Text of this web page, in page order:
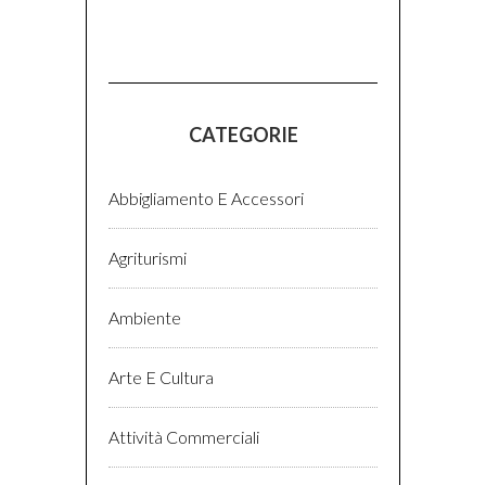
CATEGORIE
Abbigliamento E Accessori
Agriturismi
Ambiente
Arte E Cultura
Attività Commerciali